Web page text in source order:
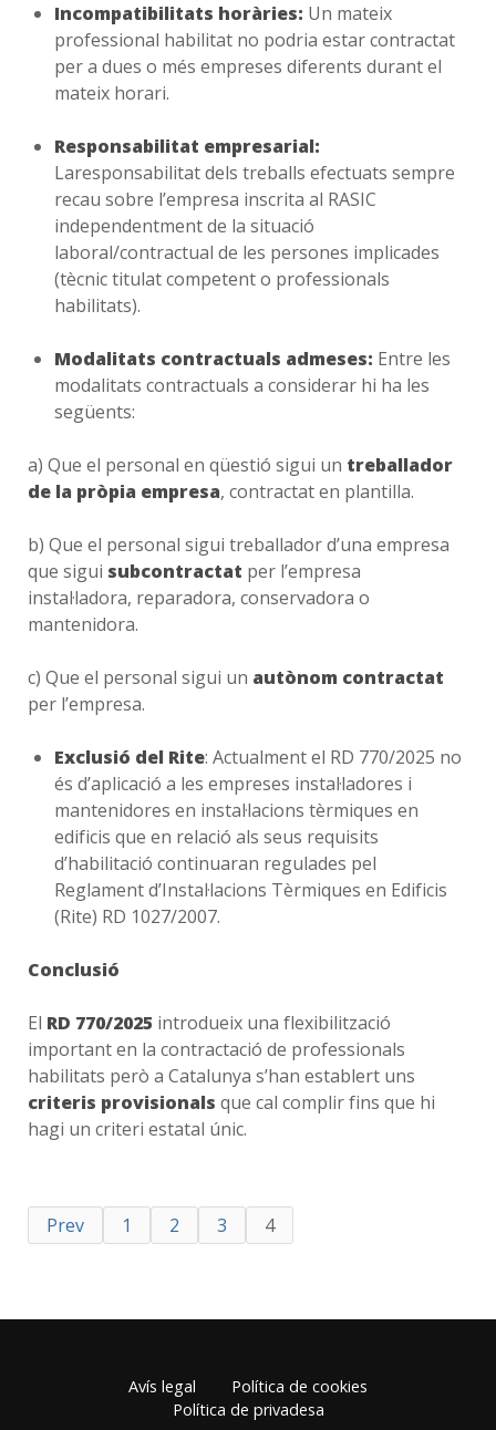
Incompatibilitats horàries: Un mateix
professional habilitat no podria estar contractat
per a dues o més empreses diferents durant el
mateix horari.
Responsabilitat empresarial:
Laresponsabilitat dels treballs efectuats sempre
recau sobre l’empresa inscrita al RASIC
independentment de la situació
laboral/contractual de les persones implicades
(tècnic titulat competent o professionals
habilitats).
Modalitats contractuals admeses: Entre les
modalitats contractuals a considerar hi ha les
següents:
a) Que el personal en qüestió sigui un treballador
de la pròpia empresa, contractat en plantilla.
b) Que el personal sigui treballador d’una empresa
que sigui subcontractat per l’empresa
instal·ladora, reparadora, conservadora o
mantenidora.
c) Que el personal sigui un autònom contractat
per l’empresa.
Exclusió del Rite: Actualment el RD 770/2025 no
és d’aplicació a les empreses instal·ladores i
mantenidores en instal·lacions tèrmiques en
edificis que en relació als seus requisits
d’habilitació continuaran regulades pel
Reglament d’Instal·lacions Tèrmiques en Edificis
(Rite) RD 1027/2007.
Conclusió
El RD 770/2025 introdueix una flexibilització
important en la contractació de professionals
habilitats però a Catalunya s’han establert uns
criteris provisionals que cal complir fins que hi
hagi un criteri estatal únic.
Prev 1 2 3 4
Avís legal
Política de cookies
Política de privadesa